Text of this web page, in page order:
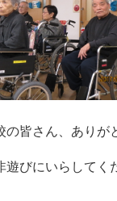
の皆さん、ありが
遊びにいらしてく